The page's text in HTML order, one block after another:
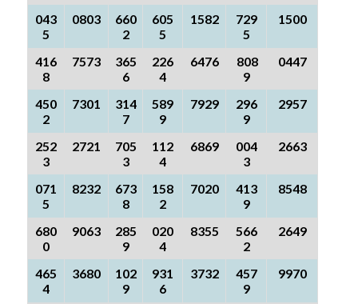
043
5
0803
660
2
605
5
1582
729
5
1500
416
8
7573
365
6
226
4
6476
808
9
0447
450
2
7301
314
7
589
9
7929
296
9
2957
252
3
2721
705
3
112
4
6869
004
3
2663
071
5
8232
673
8
158
2
7020
413
9
8548
680
0
9063
285
9
020
4
8355
566
2
2649
465
4
3680
102
9
931
6
3732
457
9
9970